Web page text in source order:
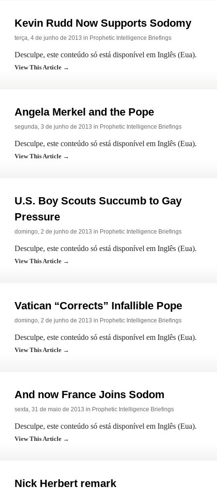
Kevin Rudd Now Supports Sodomy
terça, 4 de junho de 2013 in Prophetic Intelligence Briefings
Desculpe, este conteúdo só está disponível em Inglês (Eua).
View This Article →
Angela Merkel and the Pope
segunda, 3 de junho de 2013 in Prophetic Intelligence Briefings
Desculpe, este conteúdo só está disponível em Inglês (Eua).
View This Article →
U.S. Boy Scouts Succumb to Gay
Pressure
domingo, 2 de junho de 2013 in Prophetic Intelligence Briefings
Desculpe, este conteúdo só está disponível em Inglês (Eua).
View This Article →
Vatican “Corrects” Infallible Pope
domingo, 2 de junho de 2013 in Prophetic Intelligence Briefings
Desculpe, este conteúdo só está disponível em Inglês (Eua).
View This Article →
And now France Joins Sodom
sexta, 31 de maio de 2013 in Prophetic Intelligence Briefings
Desculpe, este conteúdo só está disponível em Inglês (Eua).
View This Article →
Nick Herbert remark